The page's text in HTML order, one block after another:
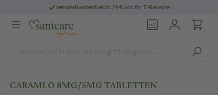
versandkostenfreiab 29 € und für E-Rezepte
CARAMLO 8MG/5MG TABLETTEN